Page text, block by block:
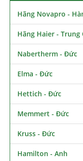
Hãng Novapro -
Hãng Haier - Trung
Nabertherm - Đức
Elma - Đức
Hettich - Đức
Memmert - Đức
Kruss - Đức
Hamilton - Anh